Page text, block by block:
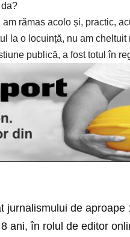
rămas acolo și, practic,
la o locuință, nu am
publică, a fost totul în
jurnalismului de
ani, în rolul de editor